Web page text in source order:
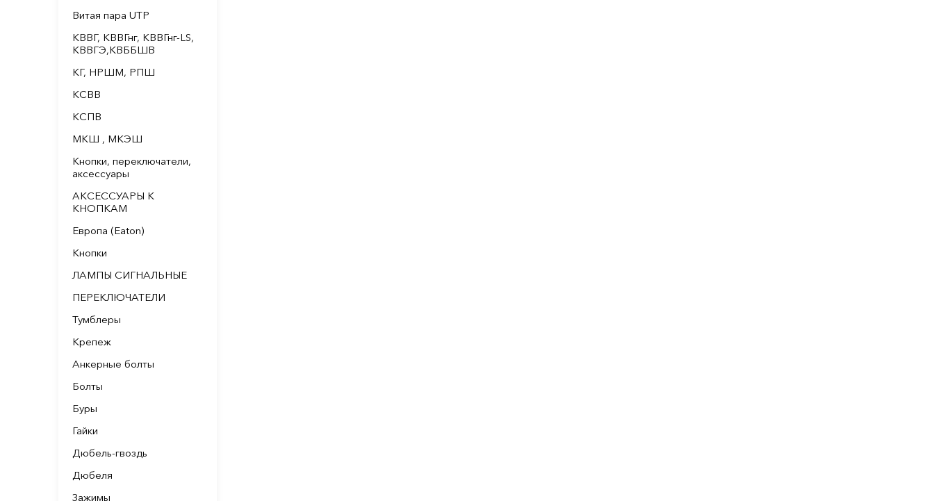
Витая пара UTP
КВВГ, КВВГнг, КВВГнг-LS,
КВВГЭ,КВББШВ
КГ, НРШМ, РПШ
КСВВ
КСПВ
МКШ , МКЭШ
Кнопки, переключатели,
аксессуары
АКСЕССУАРЫ К
КНОПКАМ
Европа (Eaton)
Кнопки
ЛАМПЫ СИГНАЛЬНЫЕ
ПЕРЕКЛЮЧАТЕЛИ
Тумблеры
Крепеж
Анкерные болты
Болты
Буры
Гайки
Дюбель-гвоздь
Дюбеля
Зажимы